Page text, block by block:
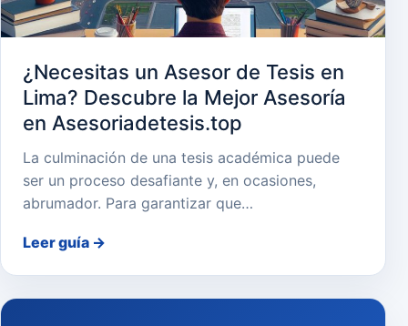
¿Necesitas un Asesor de Tesis en
Lima? Descubre la Mejor Asesoría
en Asesoriadetesis.top
La culminación de una tesis académica puede
ser un proceso desafiante y, en ocasiones,
abrumador. Para garantizar que…
Leer guía →